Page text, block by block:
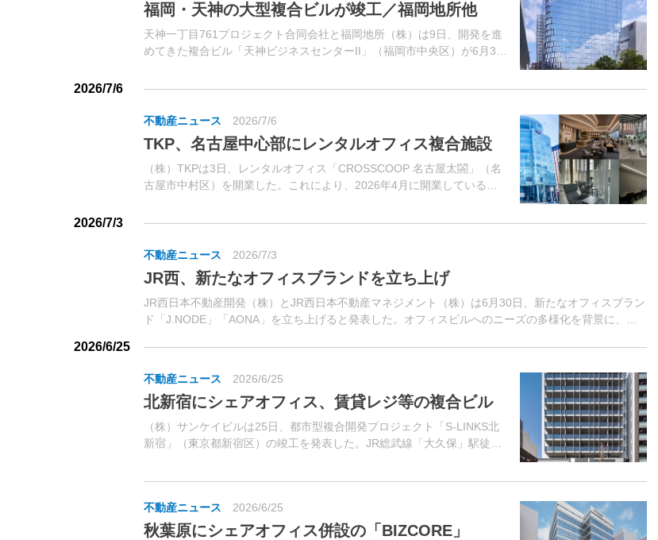
福岡・天神の大型複合ビルが竣工／福岡地所他
天神一丁目761プロジェクト合同会社と福岡地所（株）は9日、開発を進
めてきた複合ビル「天神ビジネスセンターII」（福岡市中央区）が6月30
2026/7/6
不動産ニュース 2026/7/6
TKP、名古屋中心部にレンタルオフィス複合施設
（株）TKPは3日、レンタルオフィス「CROSSCOOP 名古屋太閤」（名
古屋市中村区）を開業した。これにより、2026年4月に開業しているオ
2026/7/3
不動産ニュース 2026/7/3
JR西、新たなオフィスブランドを立ち上げ
JR西日本不動産開発（株）とJR西日本不動産マネジメント（株）は6月30日、新たなオフィスブラン
ド「J.NODE」「AONA」を立ち上げると発表した。オフィスビルへのニーズの多様化を背景に、す
2026/6/25
不動産ニュース 2026/6/25
北新宿にシェアオフィス、賃貸レジ等の複合ビル
（株）サンケイビルは25日、都市型複合開発プロジェクト「S-LINKS北
新宿」（東京都新宿区）の竣工を発表した。JR総武線「大久保」駅徒歩
不動産ニュース 2026/6/25
秋葉原にシェアオフィス併設の「BIZCORE」